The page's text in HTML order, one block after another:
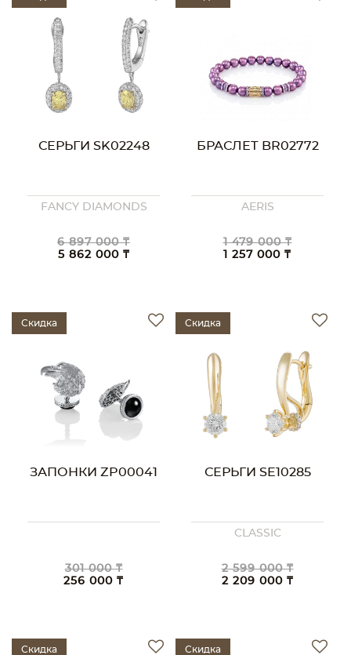
СЕРЬГИ SK02248
FANCY DIAMONDS
6 897 000 ₸
5 862 000 ₸
БРАСЛЕТ BR02772
AERIS
1 479 000 ₸
1 257 000 ₸
Скидка
ЗАПОНКИ ZP00041
301 000 ₸
256 000 ₸
Скидка
СЕРЬГИ SE10285
CLASSIC
2 599 000 ₸
2 209 000 ₸
Скидка Скидка